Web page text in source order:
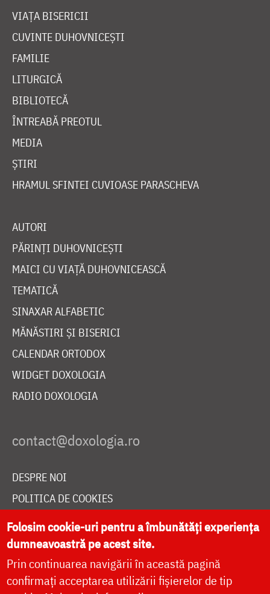
VIAȚA BISERICII
CUVINTE DUHOVNICEȘTI
FAMILIE
LITURGICĂ
BIBLIOTECĂ
ÎNTREABĂ PREOTUL
MEDIA
ȘTIRI
HRAMUL SFINTEI CUVIOASE PARASCHEVA
AUTORI
PĂRINȚI DUHOVNICEȘTI
MAICI CU VIAȚĂ DUHOVNICEASCĂ
TEMATICĂ
SINAXAR ALFABETIC
MĂNĂSTIRI ȘI BISERICI
CALENDAR ORTODOX
WIDGET DOXOLOGIA
RADIO DOXOLOGIA
DESPRE NOI
POLITICA DE COOKIES
DONEAZĂ ONLINE PENTRU CATEDRALA NAȚIONALĂ
LIVE
Folosim cookie-uri pentru a îmbunătăți experiența
dumneavoastră pe acest site.
Prin continuarea navigării în această pagină
confirmați acceptarea utilizării fișierelor de tip